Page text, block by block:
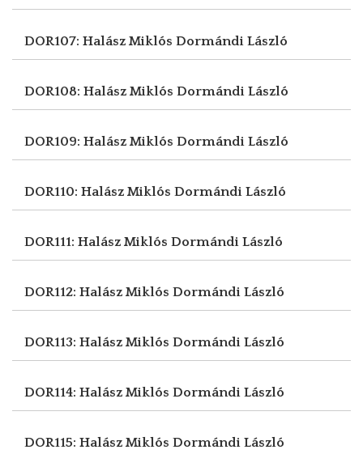
DOR107: Halász Miklós Dormándi László
DOR108: Halász Miklós Dormándi László
DOR109: Halász Miklós Dormándi László
DOR110: Halász Miklós Dormándi László
DOR111: Halász Miklós Dormándi László
DOR112: Halász Miklós Dormándi László
DOR113: Halász Miklós Dormándi László
DOR114: Halász Miklós Dormándi László
DOR115: Halász Miklós Dormándi László